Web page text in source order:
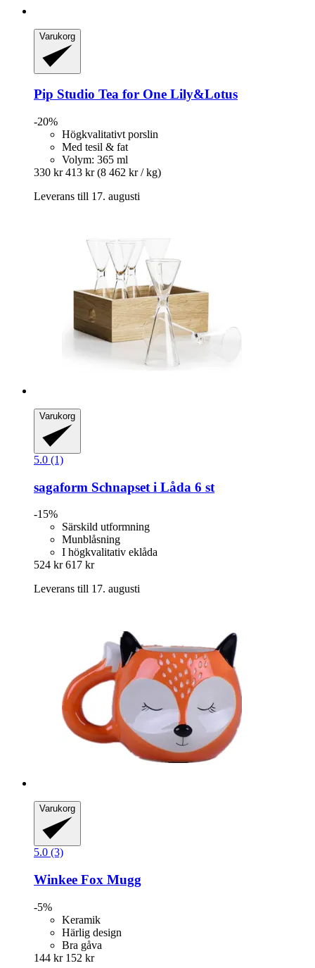
Varukorg
Pip Studio Tea for One Lily&Lotus
-20%
Högkvalitativt porslin
Med tesil & fat
Volym: 365 ml
330 kr 413 kr (8 462 kr / kg)
Leverans till 17. augusti
Varukorg
5.0 (1)
sagaform Schnapset i Låda 6 st
-15%
Särskild utformning
Munblåsning
I högkvalitativ eklåda
524 kr 617 kr
Leverans till 17. augusti
Varukorg
5.0 (3)
Winkee Fox Mugg
-5%
Keramik
Härlig design
Bra gåva
144 kr 152 kr